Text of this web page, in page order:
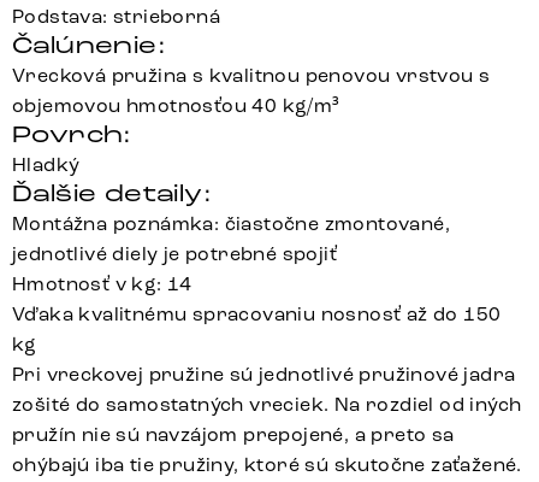
Podstava: strieborná
Čalúnenie:
Vrecková pružina s kvalitnou penovou vrstvou s
objemovou hmotnosťou 40 kg/m³
Povrch:
Hladký
Ďalšie detaily:
Montážna poznámka: čiastočne zmontované,
jednotlivé diely je potrebné spojiť
Hmotnosť v kg: 14
Vďaka kvalitnému spracovaniu nosnosť až do 150
kg
Pri vreckovej pružine sú jednotlivé pružinové jadra
zošité do samostatných vreciek. Na rozdiel od iných
pružín nie sú navzájom prepojené, a preto sa
ohýbajú iba tie pružiny, ktoré sú skutočne zaťažené.